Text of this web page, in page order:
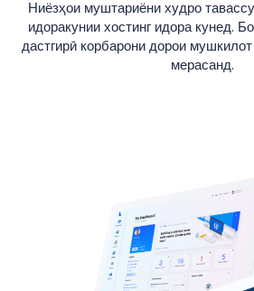
Ниёзҳои муштариёни худро
идоракунии хостинг идора кунед.
дастгирӣ корбарони дорои
мерасанд.